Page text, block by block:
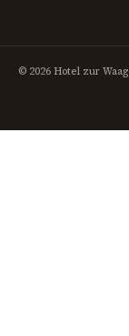
© 2026 Hotel zur